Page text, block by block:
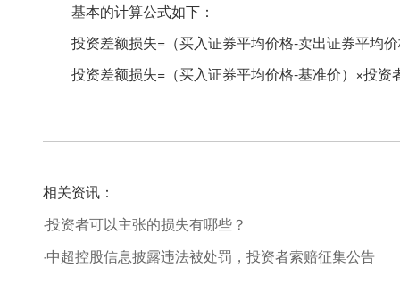
基本的计算公式如下：
投资差额损失=（买入证券平均价格-卖出证券平均
投资差额损失=（买入证券平均价格-基准价）×投
相关资讯：
·投资者可以主张的损失有哪些？
·中超控股信息披露违法被处罚，投资者索赔征集公告